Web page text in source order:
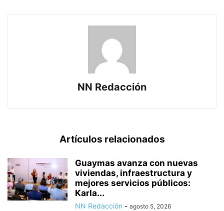
NN Redacción
Artículos relacionados
Guaymas avanza con nuevas
viviendas, infraestructura y
mejores servicios públicos:
Karla...
NN Redacción - agosto 5, 2026